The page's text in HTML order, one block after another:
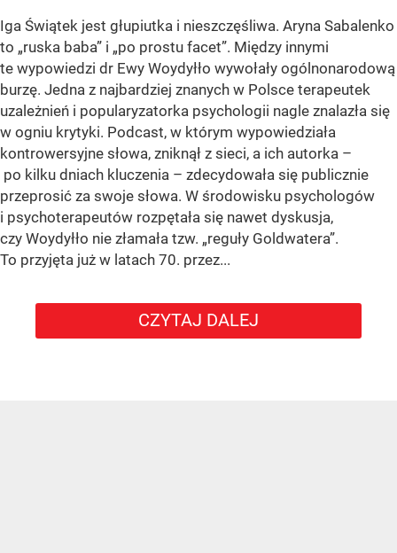
Iga Świątek jest głupiutka i nieszczęśliwa. Aryna Sabalenko
to „ruska baba” i „po prostu facet”. Między innymi
te wypowiedzi dr Ewy Woydyłło wywołały ogólnonarodową
burzę. Jedna z najbardziej znanych w Polsce terapeutek
uzależnień i popularyzatorka psychologii nagle znalazła się
w ogniu krytyki. Podcast, w którym wypowiedziała
kontrowersyjne słowa, zniknął z sieci, a ich autorka –
po kilku dniach kluczenia – zdecydowała się publicznie
przeprosić za swoje słowa. W środowisku psychologów
i psychoterapeutów rozpętała się nawet dyskusja,
czy Woydyłło nie złamała tzw. „reguły Goldwatera”.
To przyjęta już w latach 70. przez...
CZYTAJ DALEJ